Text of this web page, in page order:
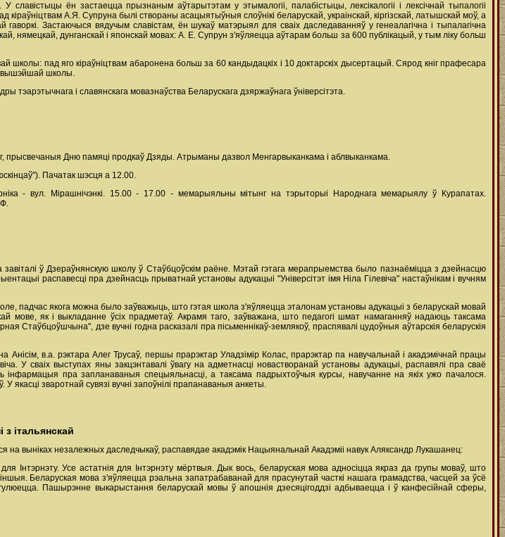
ён застаецца прызнаным аўтарытэтам у этымалогіі, палабістыцы, лексікалогіі і лексічнай тыпалогіі
кіраўніцтвам А.Я. Супруна былі створаны асацыятыўныя слоўнікі беларускай, украінскай, кіргізскай, латышскай моў, а
Застаючыся вядучым славістам, ён шукаў матэрыял для сваіх даследаванняў у генеалагічна і тыпалагічна
нямецкай, дунганскай і японскай мовах: А. Е. Супрун з'яўляецца аўтарам больш за 600 публікацый, у тым ліку больш
школы: пад яго кіраўніцтвам абаронена больш за 60 кандыдацкіх і 10 доктарскіх дысертацый. Сярод кніг прафесара
вышэйшай школы.
і славянскага мовазнаўства Беларускага дзяржаўнага ўніверсітэта.
прысвечаныя Дню памяці продкаў Дзяды. Атрыманы дазвол Менгарвыканкама і аблвыканкама.
Пачатак шэсця а 12.00.
- вул. Мірашнічэнкі. 15.00 - 17.00 - мемарыяльны мітынг на тэрыторыі Народнага мемарыялу ў Курапатах.
завіталі ў Дзераўнянскую школу ў Стаўбцоўскім раёне. Мэтай гэтага мерапрыемства было пазнаёміцца з дзейнасцю
распавесці пра дзейнасць прыватнай установы адукацыі "Універсітэт імя Ніла Гілевіча" настаўнікам і вучням
падчас якога можна было заўважыць, што гэтая школа з'яўляецца эталонам установы адукацыі з беларускай мовай
як і выкладанне ўсіх прадметаў. Акрамя таго, заўважана, што педагогі шмат намаганняў надаюць таксама
Стаўбцоўшчына", дзе вучні годна расказалі пра пісьменнікаў-землякоў, праспявалі цудоўныя аўтарскія беларускія
в.а. рэктара Алег Трусаў, першы прарэктар Уладзімір Колас, прарэктар па навучальнай і акадэмічнай працы
У сваіх выступах яны закцэнтавалі ўвагу на адметнасці новастворанай установы адукацыі, распавялі пра сваё
інфармацыя пра запланаваныя спецыяльнасці, а таксама падрыхтоўчыя курсы, навучанне на якіх ужо пачалося.
якасці зваротнай сувязі вучні запоўнілі прапанаваныя анкеты.
італьянскай
выніках незалежных даследчыкаў, распавядае акадэмік Нацыянальнай Акадэміі навук Аляксандр Лукашанец:
Інтэрнэту. Усе астатнія для Інтэрнэту мёртвыя. Дык вось, беларуская мова адносіцца якраз да групы моваў, што
іншыя. Беларуская мова з'яўляецца рэальна запатрабаванай для прасунутай часткі нашага грамадства, часцей за ўсё
Пашырэнне выкарыстання беларускай мовы ў апошнія дзесяцігоддзі адбываецца і ў канфесійнай сферы,